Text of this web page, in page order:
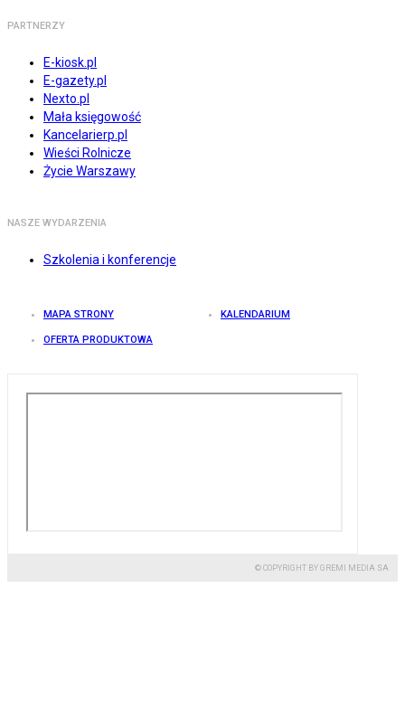
PARTNERZY
E-kiosk.pl
E-gazety.pl
Nexto.pl
Mała księgowość
Kancelarierp.pl
Wieści Rolnicze
Życie Warszawy
NASZE WYDARZENIA
Szkolenia i konferencje
MAPA STRONY KALENDARIUM
OFERTA PRODUKTOWA
© COPYRIGHT BY GREMI MEDIA SA